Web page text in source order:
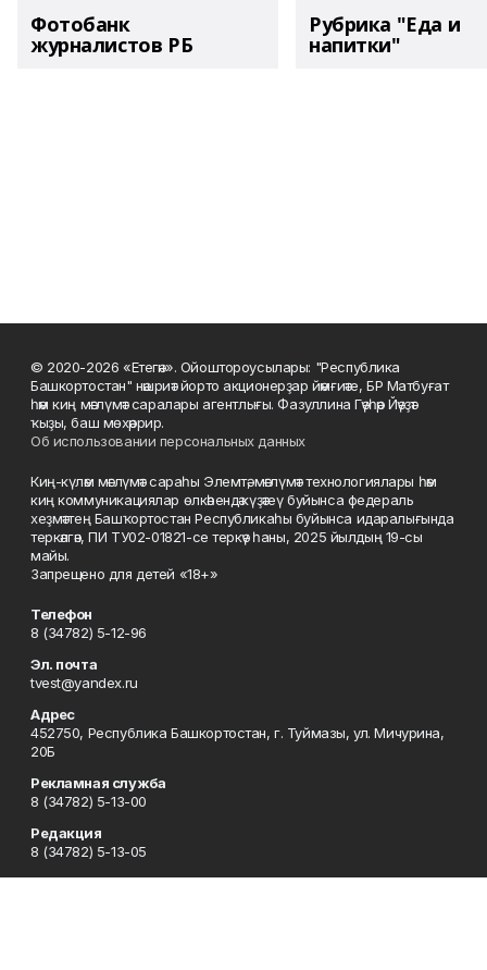
Фотобанк
журналистов РБ
Рубрика "Еда и
напитки"
© 2020-2026 «Етегән». Ойоштороусылары: "Республика
Башкортостан" нәшриәт йорто акционерҙар йәмғиәте, БР Матбуғат
һәм киң мәғлүмәт саралары агентлығы. Фазуллина Гәүһәр Йәүҙәт
ҡыҙы, баш мөхәррир.
Об использовании персональных данных
Киң-күләм мәғлүмәт сараһы Элемтә, мәғлүмәт технологиялары һәм
киң коммуникациялар өлкәһендә күҙәтеү буйынса федераль
хеҙмәттең Башҡортостан Республикаһы буйынса идаралығында
теркәлгән, ПИ ТУ02-01821-се теркәү һаны, 2025 йылдың 19-сы
майы.
Запрещено для детей «18+»
Телефон
8 (34782) 5-12-96
Эл. почта
tvest@yandex.ru
Адрес
452750, Республика Башкортостан, г. Туймазы, ул. Мичурина,
20Б
Рекламная служба
8 (34782) 5-13-00
Редакция
8 (34782) 5-13-05
Приемная